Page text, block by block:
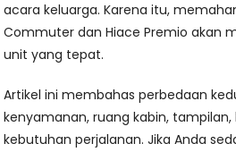
acara keluarga. Karena itu,
Commuter dan Hiace Premio akan
unit yang tepat.
Artikel ini membahas perbedaan
kenyamanan, ruang kabin, tampilan,
kebutuhan perjalanan. Jika Anda